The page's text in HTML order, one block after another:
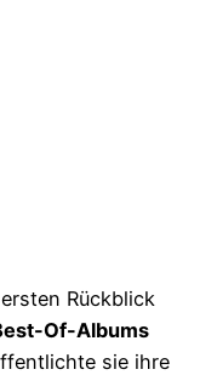
Rückblick
Of-Albums
sie ihre